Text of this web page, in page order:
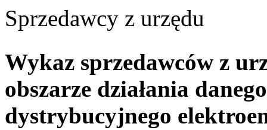
Sprzedawcy z urzędu
Wykaz sprzedawców z
obszarze działania
dystrybucyjnego